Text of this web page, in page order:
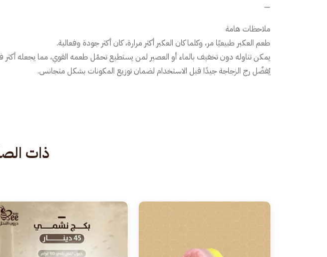
—
ملاحظات هامة
طعم العكبر طبيعيًا مر، وكلما كان العكبر أكثر مرارة، كان أكثر جودة وفعالية.
يمكن تناوله دون تخفيف بالماء أو العصير لمن يستطيع تحمّل طعمه القوي، مما يجعله أكثر
يُفضّل رج الزجاجة جيدًا قبل الاستخدام لضمان توزيع المكونات بشكل متجانس.
ذات